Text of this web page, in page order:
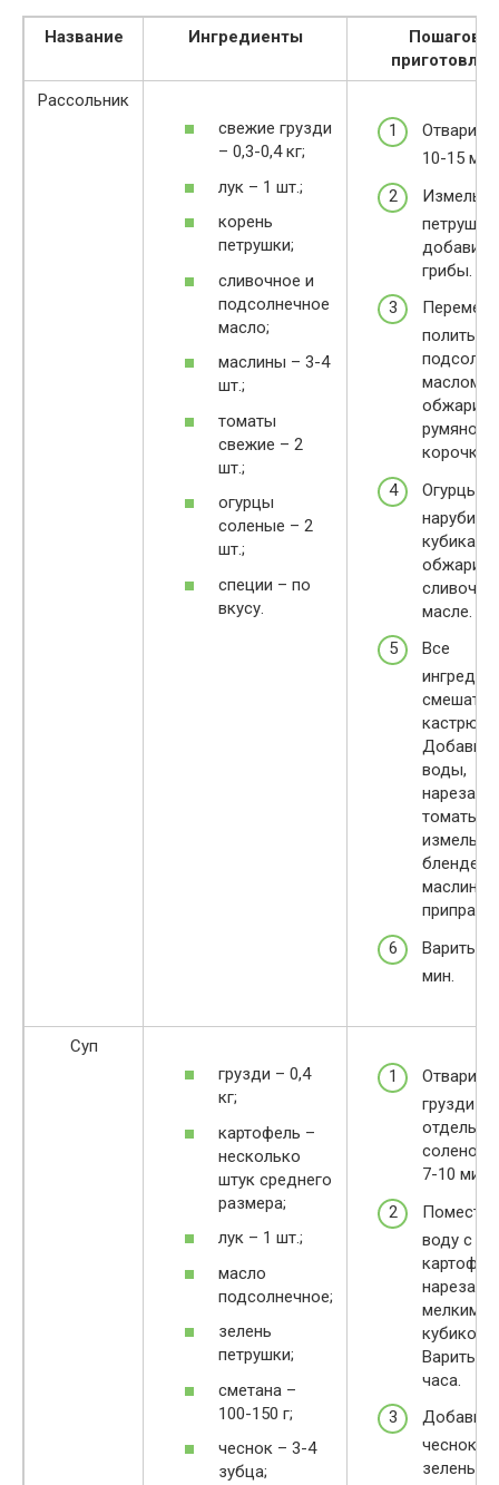
Название Ингредиенты
Рассольник
свежие грузди
– 0,3-0,4 кг;
лук – 1 шт.;
корень
петрушки;
сливочное и
подсолнечное
масло;
маслины – 3-4
шт.;
томаты
свежие – 2
шт.;
огурцы
соленые – 2
шт.;
специи – по
вкусу.
Отварить
10-15
петрушку
грибы.
полить
маслом и
румяной
корочки.
Огурцы
нарубить
кубиками
масле.
Все
смешать
кастрюле.
воды,
томаты,
блендере
маслины,
приправы.
Варить
мин.
Суп
грузди – 0,4
кг;
картофель –
несколько
штук среднего
размера;
лук – 1 шт.;
масло
подсолнечное;
зелень
петрушки;
сметана –
100-150 г;
чеснок – 3-4
зубца;
Отварить
грузди
отдельно
соленой
7-10 мин.
воду с
мелким
кубиком.
Варить
часа.
Добавить
чеснок и
зелень.